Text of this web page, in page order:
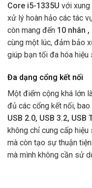
Core i5-1335U với
xử lý hoàn hảo các tác
còn mang đến 10 nhân
cùng một lúc, đảm bảo
giúp bạn tối đa hóa hiệu
Đa dạng cổng kết nối
Một điểm cộng khá lớn
đủ các cổng kết nối,
USB 2.0, USB 3.2, USB
không chỉ cung cấp
mà còn tạo sự thuận
mà mình không cần sử